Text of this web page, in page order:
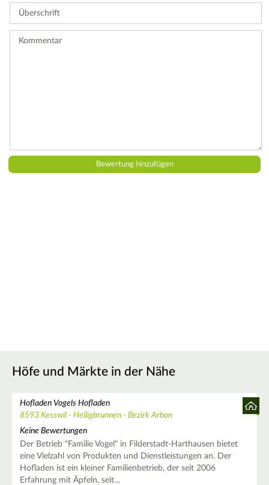
eine
Höfe und Märkte in der Nähe
Hofladen Vogels Hofladen
8593 Kesswil - Heiligbrunnen - Bezirk Arbon
Keine Bewertungen
Der Betrieb "Familie Vogel" in Filderstadt-Harthausen bietet
eine Vielzahl von Produkten und Dienstleistungen an. Der
Hofladen ist ein kleiner Familienbetrieb, der seit 2006
Erfahrung mit Äpfeln, seit…